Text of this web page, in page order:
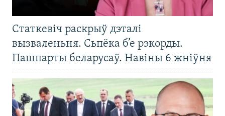
Статкевіч раскрыў дэталі
вызваленьня. Сьпёка б’е рэкорды.
Пашпарты беларусаў. Навіны 6 жніўня